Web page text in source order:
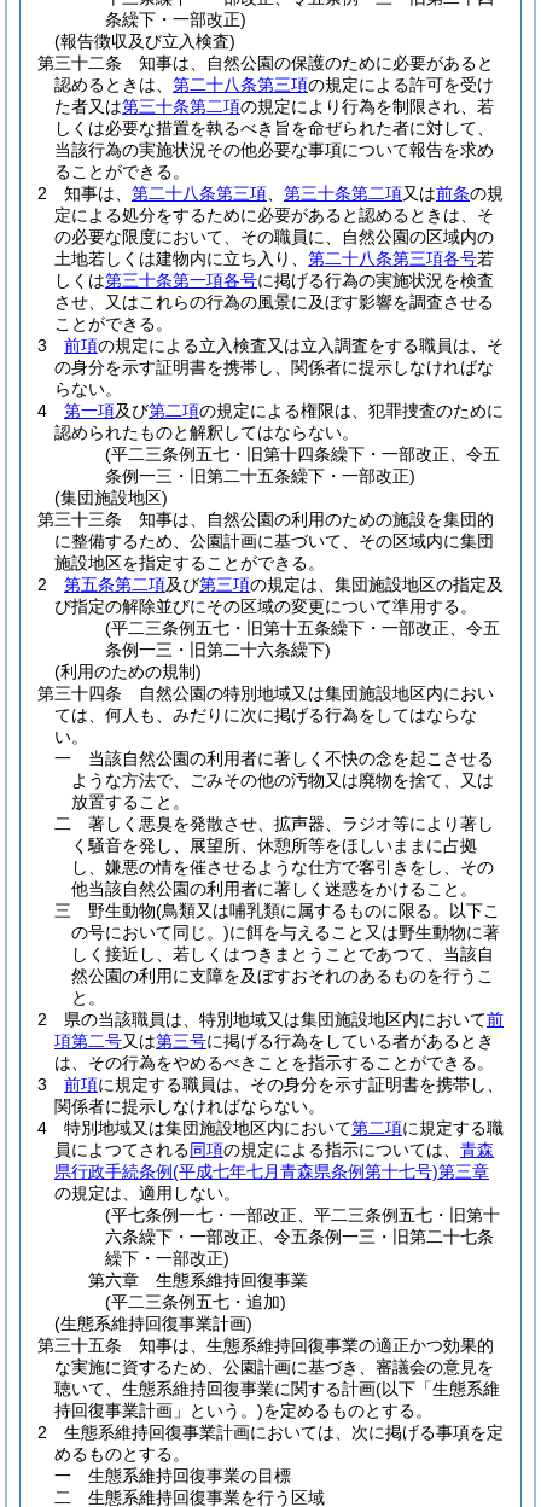
条繰下・一部改正)
(報告徴収及び立入検査)
第三十二条
知事は、自然公園の保護のために必要があると
認めるときは、 第二十八条第三項の規定による許可を受け
た者又は第三十条第二項の規定により行為を制限され、若
しくは必要な措置を執るべき旨を命ぜられた者に対して、
当該行為の実施状況その他必要な事項について報告を求め
ることができる。
2
知事は、 第二十八条第三項 第三十条第二項又は前条の規
定による処分をするために必要があると認めるときは、そ
の必要な限度において、その職員に、自然公園の区域内の
土地若しくは建物内に立ち入り、 第二十八条第三項各号若
しくは第三十条第一項各号に掲げる行為の実施状況を検査
させ、又はこれらの行為の風景に及ぼす影響を調査させる
ことができる。
3
前項の規定による立入検査又は立入調査をする職員は、そ
の身分を示す証明書を携帯し、関係者に提示しなければな
らない。
4
第一項及び第二項の規定による権限は、犯罪捜査のために
認められたものと解釈してはならない。
(平二三条例五七・旧第十四条繰下・一部改正、令五
条例一三・旧第二十五条繰下・一部改正)
(集団施設地区)
第三十三条
知事は、自然公園の利用のための施設を集団的
に整備するため、公園計画に基づいて、その区域内に集団
施設地区を指定することができる。
2
第五条第二項及び第三項の規定は、集団施設地区の指定及
び指定の解除並びにその区域の変更について準用する。
(平二三条例五七・旧第十五条繰下・一部改正、令五
条例一三・旧第二十六条繰下)
(利用のための規制)
第三十四条
自然公園の特別地域又は集団施設地区内におい
ては、何人も、みだりに次に掲げる行為をしてはならな
い。
一
当該自然公園の利用者に著しく不快の念を起こさせる
ような方法で、ごみその他の汚物又は廃物を捨て、又は
放置すること。
二
著しく悪臭を発散させ、拡声器、ラジオ等により著し
く騒音を発し、展望所、休憩所等をほしいままに占拠
し、嫌悪の情を催させるような仕方で客引きをし、その
他当該自然公園の利用者に著しく迷惑をかけること。
三
野生動物(鳥類又は哺乳類に属するものに限る。以下こ
の号において同じ。)に餌を与えること又は野生動物に著
しく接近し、若しくはつきまとうことであつて、当該自
然公園の利用に支障を及ぼすおそれのあるものを行うこ
と。
2
県の当該職員は、特別地域又は集団施設地区内において前
項第二号又は第三号に掲げる行為をしている者があるとき
は、その行為をやめるべきことを指示することができる。
3
前項に規定する職員は、その身分を示す証明書を携帯し、
関係者に提示しなければならない。
4
特別地域又は集団施設地区内において第二項に規定する職
員によつてされる同項の規定による指示については、 青森
県行政手続条例(平成七年七月青森県条例第十七号)第三章
の規定は、適用しない。
(平七条例一七・一部改正、平二三条例五七・旧第十
六条繰下・一部改正、令五条例一三・旧第二十七条
繰下・一部改正)
第六章
生態系維持回復事業
(平二三条例五七・追加)
(生態系維持回復事業計画)
第三十五条
知事は、生態系維持回復事業の適正かつ効果的
な実施に資するため、公園計画に基づき、審議会の意見を
聴いて、生態系維持回復事業に関する計画(以下「生態系維
持回復事業計画」という。)を定めるものとする。
2
生態系維持回復事業計画においては、次に掲げる事項を定
めるものとする。
一
生態系維持回復事業の目標
二
生態系維持回復事業を行う区域